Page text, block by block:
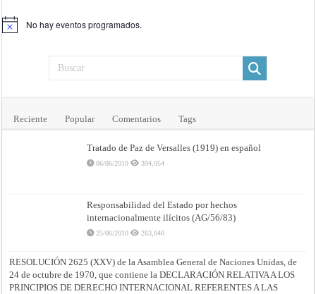
Aviso No hay eventos programados.
Reciente Popular Comentarios Tags
Tratado de Paz de Versalles (1919) en español
06/06/2010 394,054
Responsabilidad del Estado por hechos
internacionalmente ilícitos (AG/56/83)
25/06/2010 263,040
RESOLUCIÓN 2625 (XXV) de la Asamblea General de Naciones Unidas, de
24 de octubre de 1970, que contiene la DECLARACIÓN RELATIVA A LOS
PRINCIPIOS DE DERECHO INTERNACIONAL REFERENTES A LAS